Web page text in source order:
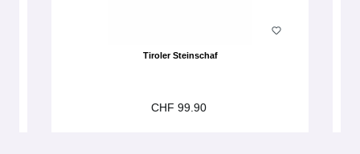
Tiroler Steinschaf
CHF 99.90